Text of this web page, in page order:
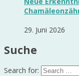
29. Juni 2026
Suche
Search for: